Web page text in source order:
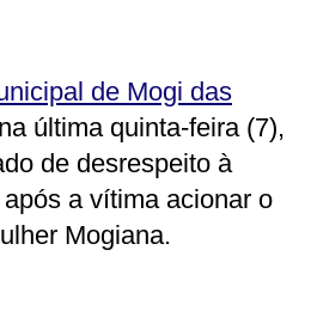
de Mogi das
última quinta-feira (7),
de desrespeito à
a vítima acionar o
Mogiana.